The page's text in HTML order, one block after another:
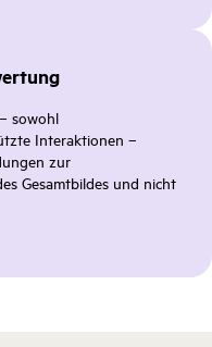
sowohl
Interaktionen –
zur
Gesamtbildes und nicht